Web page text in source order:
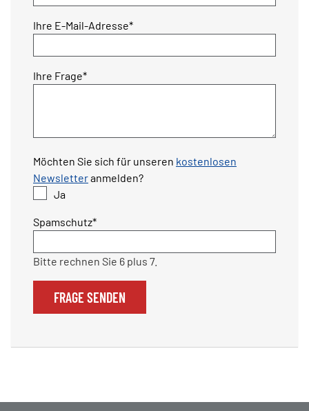
Pflichtfeld
Ihre E-Mail-Adresse*
Pflichtfeld
Ihre Frage*
Möchten Sie sich für unseren kostenlosen
Newsletteranmelden?
Ja
Pflichtfeld
Spamschutz*
Bitte rechnen Sie 6 plus 7.
FRAGE SENDEN